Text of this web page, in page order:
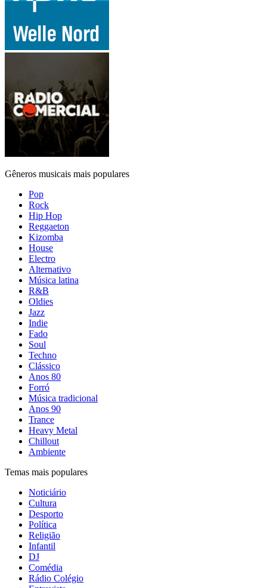
Gêneros musicais mais populares
Pop
Rock
Hip Hop
Reggaeton
Kizomba
House
Electro
Alternativo
Música latina
R&B
Oldies
Jazz
Indie
Fado
Soul
Techno
Clássico
Anos 80
Forró
Música tradicional
Anos 90
Trance
Heavy Metal
Chillout
Ambiente
Temas mais populares
Noticiário
Cultura
Desporto
Política
Religião
Infantil
DJ
Comédia
Rádio Colégio